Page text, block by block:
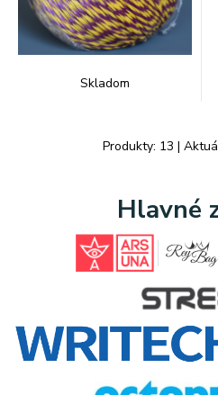
Skladom
Produkty: 13 |
Hlavné